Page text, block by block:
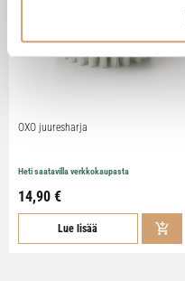
OXO juuresharja
Heti saatavilla verkkokaupasta
14,90 €
Lue lisää